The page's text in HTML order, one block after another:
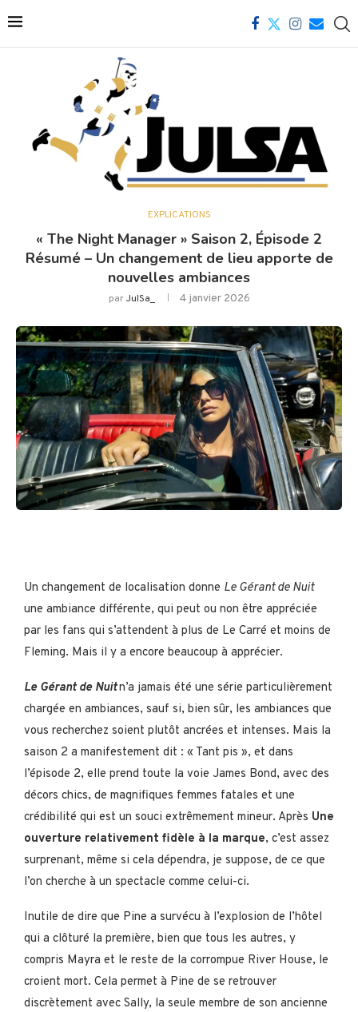
EXPLICATIONS
« The Night Manager » Saison 2, Épisode 2
Résumé – Un changement de lieu apporte de
nouvelles ambiances
parJulSa_ 4 janvier 2026
Un changement de localisation donne Le Gérant de Nuit
une ambiance différente, qui peut ou non être appréciée
par les fans qui s’attendent à plus de Le Carré et moins de
Fleming. Mais il y a encore beaucoup à apprécier.
Le Gérant de Nuitn’a jamais été une série particulièrement
chargée en ambiances, sauf si, bien sûr, les ambiances que
vous recherchez soient plutôt ancrées et intenses. Mais la
saison 2 a manifestement dit : « Tant pis », et dans
l’épisode 2, elle prend toute la voie James Bond, avec des
décors chics, de magnifiques femmes fatales et une
crédibilité qui est un souci extrêmement mineur. Après Une
ouverture relativement fidèle à la marque, c’est assez
surprenant, même si cela dépendra, je suppose, de ce que
l’on cherche à un spectacle comme celui-ci.
Inutile de dire que Pine a survécu à l’explosion de l’hôtel
qui a clôturé la première, bien que tous les autres, y
compris Mayra et le reste de la corrompue River House, le
croient mort. Cela permet à Pine de se retrouver
discrètement avec Sally, la seule membre de son ancienne